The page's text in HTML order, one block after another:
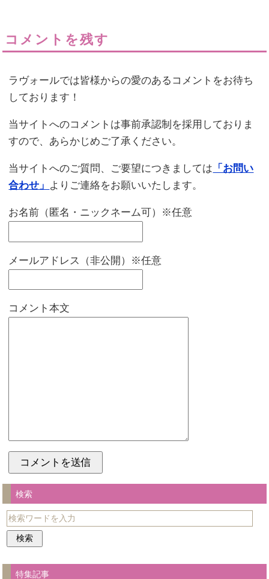
コメントを残す
ラヴォールでは皆様からの愛のあるコメントをお待ち
しております！
当サイトへのコメントは事前承認制を採用しておりま
すので、あらかじめご了承ください。
当サイトへのご質問、ご要望につきましては 「お問い
合わせ」 よりご連絡をお願いいたします。
お名前（匿名・ニックネーム可）※任意
メールアドレス（非公開）※任意
コメント本文
検索
特集記事